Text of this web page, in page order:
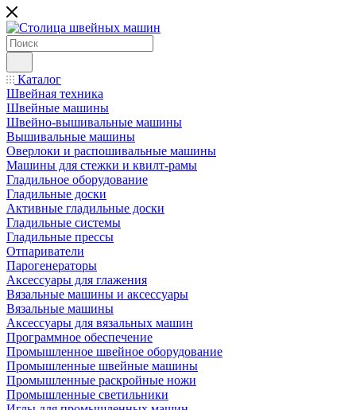
Каталог
Швейная техника
Швейные машины
Швейно-вышивальные машины
Вышивальные машины
Оверлоки и распошивальные машины
Машины для стежки и квилт-рамы
Гладильное оборудование
Гладильные доски
Активные гладильные доски
Гладильные системы
Гладильные прессы
Отпариватели
Парогенераторы
Аксессуары для глажения
Вязальные машины и аксессуары
Вязальные машины
Аксессуары для вязальных машин
Программное обеспечение
Промышленное швейное оборудование
Промышленные швейные машины
Промышленные раскройные ножи
Промышленные светильники